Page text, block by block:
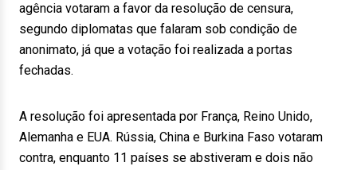
agência votaram a favor da resolução de censura,
segundo diplomatas que falaram sob condição de
anonimato, já que a votação foi realizada a portas
fechadas.
A resolução foi apresentada por França, Reino Unido,
Alemanha e EUA. Rússia, China e Burkina Faso votaram
contra, enquanto 11 países se abstiveram e dois não